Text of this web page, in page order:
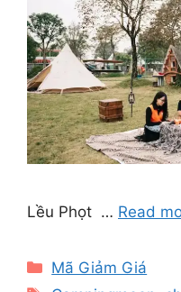
Lều Phọt … Read
Categories
Mã Giảm Giá